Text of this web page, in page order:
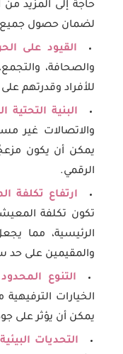
حاجة إلى المزيد
لضمان حصول جميع
القيود على
والصحافة،
للأفراد وقدرتهم
البنية التحتية
والاتصالات غير
يمكن أن يكون
الرقمي.
ارتفاع تكلفة
تكون تكلفة
الرئيسية، مما
والمقيمين على حد
التنوع
الخيارات الترفيهية
يمكن أن يؤثر على
التحديات